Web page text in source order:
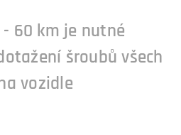
60 km je nutné
šroubů všech
vozidle